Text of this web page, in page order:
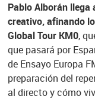
Pablo Alborán llega
creativo, afinando
Global Tour KM0,
que pasará por
de Ensayo Europa
preparación del
al directo y cómo